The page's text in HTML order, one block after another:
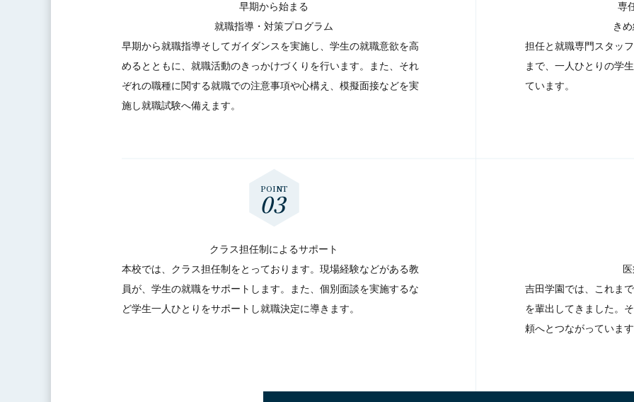
早期から始まる
就職指導・対策プログラム
早期から就職指導そしてガイダンスを実施し、学生の就職意欲を高
めるとともに、就職活動のきっかけづくりを行います。また、それ
ぞれの職種に関する就職での注意事項や心構え、模擬面接などを実
施し就職試験へ備えます。
専
き
担任と就職専門スタッ
まで、一人ひとりの学
ています。
クラス担任制によるサポート
本校では、クラス担任制をとっております。現場経験などがある教
員が、学生の就職をサポートします。また、個別面談を実施するな
ど学生一人ひとりをサポートし就職決定に導きます。
吉田学園では、これま
を輩出してきました。
頼へとつながっていま